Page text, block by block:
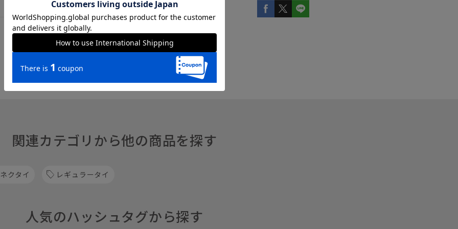
関連カテゴリから他の商品を探す
クタイ レギュラータイ
人気のハッシュタグから探す